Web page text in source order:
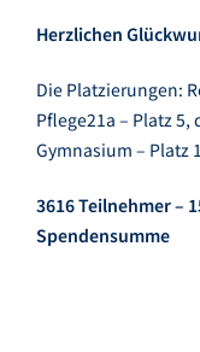
Herzlichen
Die Platzierungen:
Pflege21a – Platz 5,
Gymnasium – Platz
3616 Teilnehmer –
Spendensumme